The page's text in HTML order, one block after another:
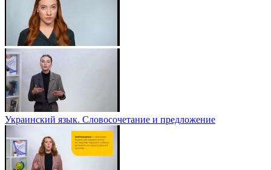
Украинский язык. Словосочетание и предложение